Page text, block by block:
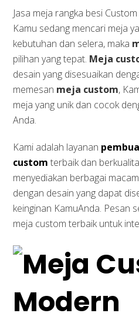
Jasa meja rangka besi
Kamu sedang mencari meja
kebutuhan dan selera, maka
pilihan yang tepat. Meja
desain yang disesuaikan
memesan meja custom,
meja yang unik dan cocok
Anda.
Kami adalah layanan
custom terbaik dan
menyediakan berbagai
dengan desain yang dapat
keinginan KamuAnda. Pesan
meja custom terbaik untuk